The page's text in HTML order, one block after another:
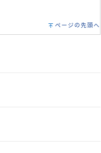
ページの先頭へ